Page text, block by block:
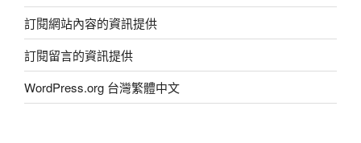
訂閱網站內容的資訊提供
訂閱留言的資訊提供
WordPress.org 台灣繁體中文